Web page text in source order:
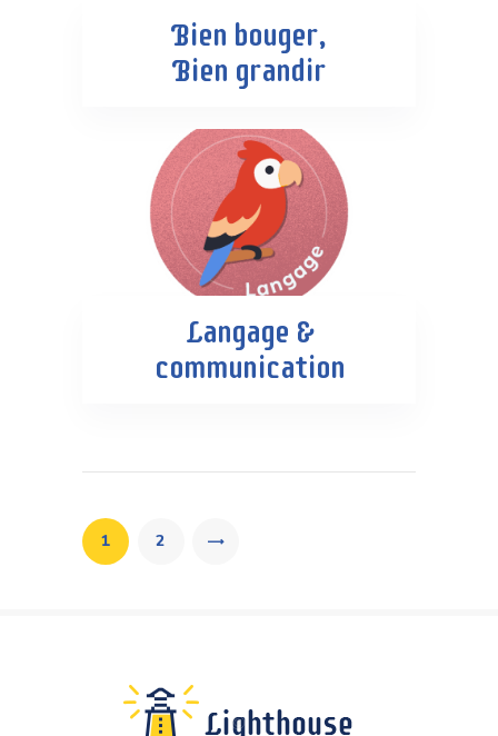
Bien bouger,
Bien grandir
Langage &
communication
des
publications
PAGE
1 PAGE
2
>